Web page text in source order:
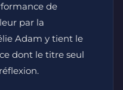
de
par la
Adam y tient le
dont le titre seul